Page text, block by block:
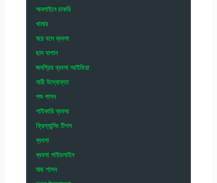
অনলাইনে চাকরি
খামার
ঘরে বসে ব্যবসা
ছাদ বাগান
জনপ্রিয় ব্যবসা আইডিয়া
নারী উদ্যোক্তা
পশু পালন
পাইকারি ব্যবসা
ফ্রিল্যান্সিং টিপস
ব্যবসা
ব্যবসা গাইডলাইন
মাছ পালন